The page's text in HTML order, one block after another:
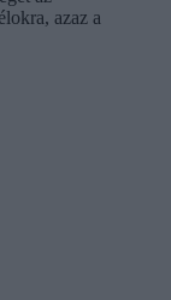
azaz a